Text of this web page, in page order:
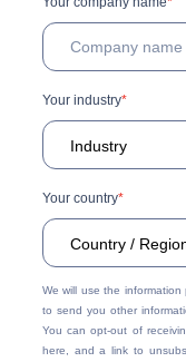
*
Your industry
*
Your country
We will use the
to send you other
You can opt-out of
here , and a link to